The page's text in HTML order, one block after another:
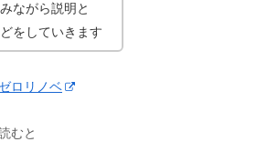
ながら説明と
をしていきます
ゼロリノベ
むと